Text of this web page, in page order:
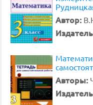
Автор:
Авторы: